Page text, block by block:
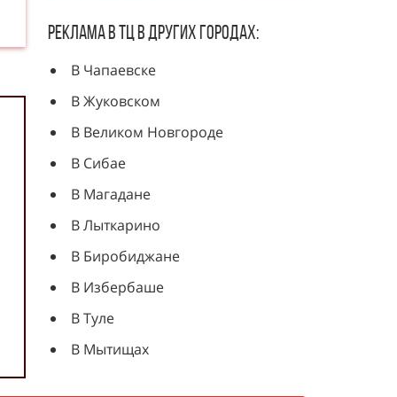
Реклама в ТЦ в других городах:
В Чапаевске
В Жуковском
В Великом Новгороде
В Сибае
В Магадане
В Лыткарино
В Биробиджане
В Избербаше
В Туле
В Мытищах